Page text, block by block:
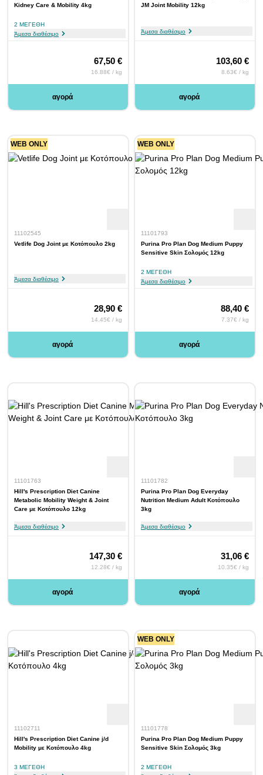
Kidney Care & Mobility 4kg
2 ΜΕΓΈΘΗ
Άμεσα διαθέσιμο
67,50 €
16.88€ / kg
αγορά
JM Joint Mobility 12kg
Άμεσα διαθέσιμο
103,60 €
8.63€ / kg
αγορά
WEB ONLY
11102545
Vetlife Dog Joint με Κοτόπουλο 2kg
Άμεσα διαθέσιμο
28,90 €
14.45€ / kg
αγορά
WEB ONLY
11101793
Purina Pro Plan Dog Medium Puppy
Sensitive Skin Σολομός 12kg
2 ΜΕΓΈΘΗ
Άμεσα διαθέσιμο
88,40 €
7.37€ / kg
αγορά
11101763
Hill's Prescription Diet Canine
Metabolic Mobility Weight & Joint
Care με Κοτόπουλο 12kg
Άμεσα διαθέσιμο
147,30 €
12.28€ / kg
αγορά
11101782
Purina Pro Plan Dog Everyday
Nutrition Medium Adult Κοτόπουλο
3kg
Άμεσα διαθέσιμο
31,06 €
10.35€ / kg
αγορά
11102711
Hill's Prescription Diet Canine j/d
Mobility με Κοτόπουλο 4kg
3 ΜΕΓΈΘΗ
WEB ONLY
11101778
Purina Pro Plan Dog Medium Puppy
Sensitive Skin Σολομός 3kg
2 ΜΕΓΈΘΗ